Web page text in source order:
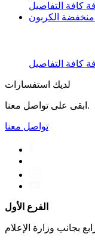
كافة التفاصيل
ﻣﻨﺨﻔﻀﺔ اﻟﻜﺮﺑﻮن
كافة التفاصيل
لديك استفسارات
ابقى على تواصل معنا.
تواصل معنا
الفرع الأول
بجانب وزارة الإعلام